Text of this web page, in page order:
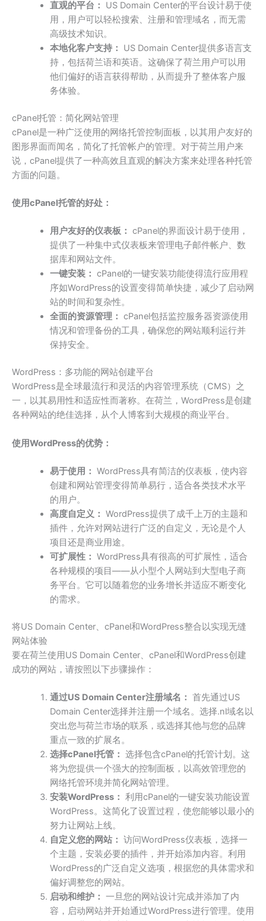
直观的平台：
US Domain Center的平台设计易于使
用，用户可以轻松搜索、注册和管理域名，而无需
高级技术知识。
本地化客户支持：
US Domain Center提供多语言支
持，包括荷兰语和英语。这确保了荷兰用户可以用
他们偏好的语言获得帮助，从而提升了整体客户服
务体验。
cPanel托管：简化网站管理
cPanel是一种广泛使用的网络托管控制面板，以其用户友好的
图形界面而闻名，简化了托管帐户的管理。对于荷兰用户来
说，cPanel提供了一种高效且直观的解决方案来处理各种托管
方面的问题。
使用cPanel托管的好处：
用户友好的仪表板： cPanel的界面设计易于使用，
提供了一种集中式仪表板来管理电子邮件帐户、数
据库和网站文件。
一键安装： cPanel的一键安装功能使得流行应用程
序如WordPress的设置变得简单快捷，减少了启动网
站的时间和复杂性。
全面的资源管理： cPanel包括监控服务器资源使用
情况和管理备份的工具，确保您的网站顺利运行并
保持安全。
WordPress：多功能的网站创建平台
WordPress是全球最流行和灵活的内容管理系统（CMS）之
一，以其易用性和适应性而著称。在荷兰，WordPress是创建
各种网站的绝佳选择，从个人博客到大规模的商业平台。
使用WordPress的优势：
易于使用： WordPress具有简洁的仪表板，使内容
创建和网站管理变得简单易行，适合各类技术水平
的用户。
高度自定义： WordPress提供了成千上万的主题和
插件，允许对网站进行广泛的自定义，无论是个人
项目还是商业用途。
可扩展性： WordPress具有很高的可扩展性，适合
各种规模的项目——从小型个人网站到大型电子商
务平台。它可以随着您的业务增长并适应不断变化
的需求。
将US Domain Center、cPanel和WordPress整合以实现无缝
网站体验
要在荷兰使用US Domain Center、cPanel和WordPress创建
成功的网站，请按照以下步骤操作：
通过US Domain Center注册域名： 首先通过US
Domain Center选择并注册一个域名。选择.nl域名以
突出您与荷兰市场的联系，或选择其他与您的品牌
重点一致的扩展名。
选择cPanel托管： 选择包含cPanel的托管计划。这
将为您提供一个强大的控制面板，以高效管理您的
网络托管环境并简化网站管理。
安装WordPress： 利用cPanel的一键安装功能设置
WordPress。这简化了设置过程，使您能够以最小的
努力让网站上线。
自定义您的网站： 访问WordPress仪表板，选择一
个主题，安装必要的插件，并开始添加内容。利用
WordPress的广泛自定义选项，根据您的具体需求和
偏好调整您的网站。
启动和维护： 一旦您的网站设计完成并添加了内
容，启动网站并开始通过WordPress进行管理。使用